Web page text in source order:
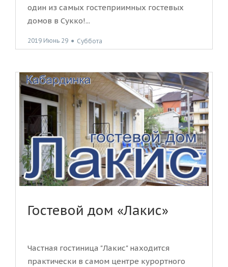
один из самых гостеприимных гостевых
домов в Сукко!...
2019 Июнь 29 ● Суббота
Гостевой дом «Лакис»
Частная гостиница "Лакис" находится
практически в самом центре курортного